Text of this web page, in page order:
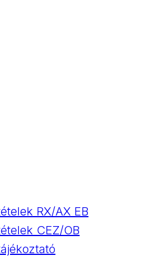
RX/AX EB
CEZ/OB